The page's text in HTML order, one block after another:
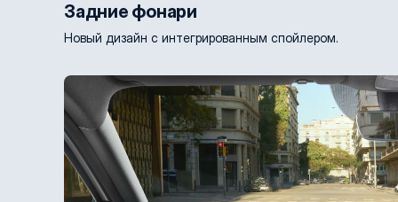
Задние фонари
Новый дизайн с интегрированным спойлером.